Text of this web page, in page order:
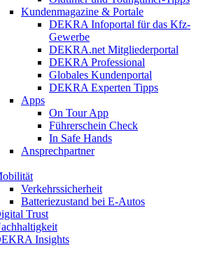
Kundenmagazine & Portale
DEKRA Infoportal für das Kfz-
Gewerbe
DEKRA.net Mitgliederportal
DEKRA Professional
Globales Kundenportal
DEKRA Experten Tipps
Apps
On Tour App
Führerschein Check
In Safe Hands
Ansprechpartner
Verkehrssicherheit
Batteriezustand bei E-Autos
Trust
Insights